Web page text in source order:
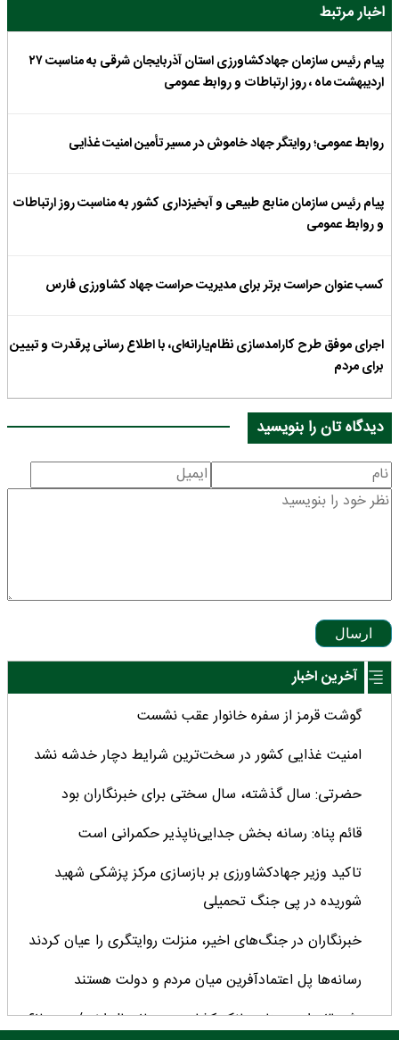
اخبار مرتبط
پیام رئیس سازمان جهادکشاورزی استان آذربایجان شرقی به مناسبت ۲۷
اردیبهشت ماه ، روز ارتباطات و روابط عمومی
روابط عمومی؛ روایتگر جهاد خاموش در مسیر تأمین امنیت غذایی
پیام رئیس سازمان منابع طبیعی و آبخیزداری کشور به مناسبت روز ارتباطات
و روابط عمومی
کسب عنوان حراست برتر برای مدیریت حراست جهاد کشاورزی فارس
اجرای موفق طرح کارامدسازی نظام‌یارانه‌ای، با اطلاع رسانی پرقدرت و تبیین
برای مردم
دیدگاه تان را بنویسید
ارسال
آخرین اخبار
گوشت قرمز از سفره خانوار عقب نشست
امنیت غذایی کشور در سخت‌ترین شرایط دچار خدشه نشد
حضرتی: سال گذشته، سال سختی برای خبرنگاران بود
قائم پناه: رسانه بخش جدایی‌ناپذیر حکمرانی است
تاکید وزیر جهادکشاورزی بر بازسازی مرکز پزشکی شهید
شوریده در پی جنگ تحمیلی
خبرنگاران در جنگ‌های اخیر، منزلت روایتگری را عیان کردند
رسانه‌ها پل اعتمادآفرین میان مردم و دولت هستند
رشد ۳ برابری منابع بانک کشاورزی در ۲ سال اخیر/ سهم ۶۲